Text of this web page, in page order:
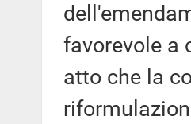
favorevole a
atto che la